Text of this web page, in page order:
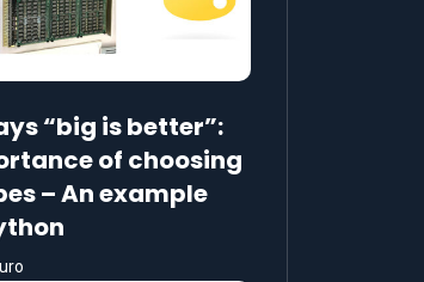
“big is better”:
of choosing
– An example